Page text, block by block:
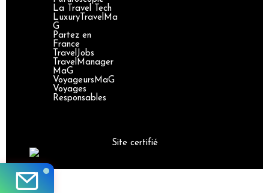
La Travel Tech
LuxuryTravelMa
G
Partez en
France
TravelJobs
TravelManager
MaG
VoyageursMaG
Voyages
Responsables
Site certifié